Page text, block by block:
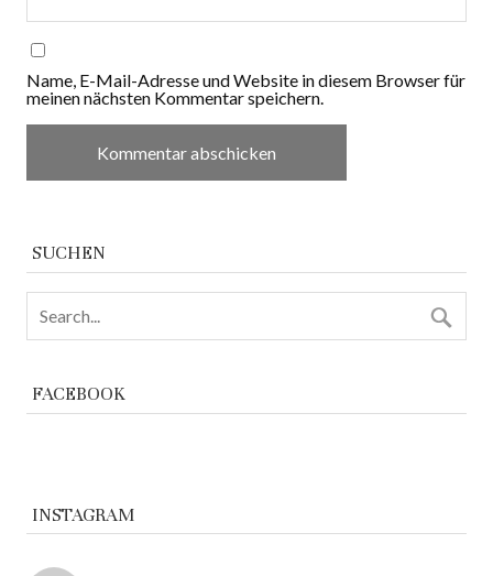
Name, E-Mail-Adresse und Website in diesem Browser für
meinen nächsten Kommentar speichern.
SUCHEN
FACEBOOK
INSTAGRAM